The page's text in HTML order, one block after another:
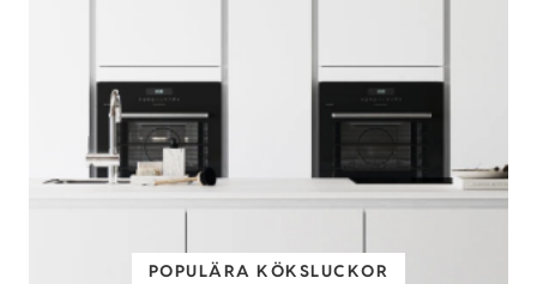
POPULÄRA KÖKSLUCKOR